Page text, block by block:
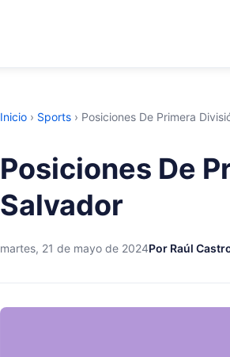
Inicio › Sports › Posiciones De Primera
Posiciones De
Salvador
martes, 21 de mayo de 2024Por Raúl